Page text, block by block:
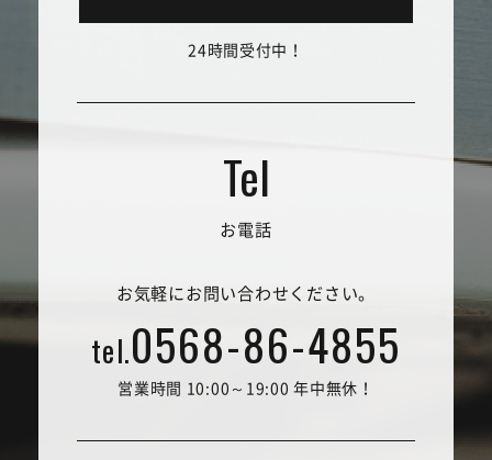
24時間受付中！
お電話
お気軽にお問い合わせください。
tel.0568-86-4855
営業時間 10:00～19:00 年中無休！